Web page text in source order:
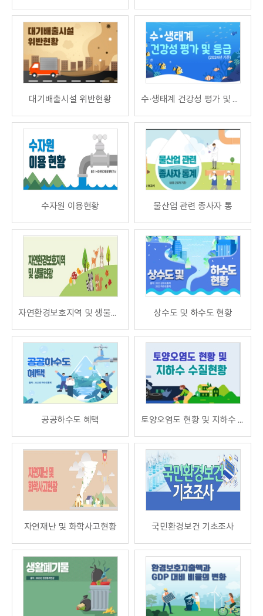
대기배출시설 위반현황 수·생태계 건강성 평가 및 등급
수자원 이용현황 물산업 관련 종사자 통
자연환경보호지역 및 생물현황 상수도 및 하수도 현황
공공하수도 혜택 토양오염도 현황 및 지하수 수질현황
자연재난 및 화학사고현황 국민환경보건 기초조사